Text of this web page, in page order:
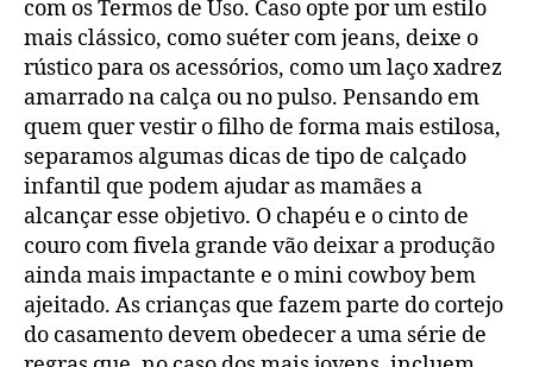
com os Termos de Uso. Caso opte por um estilo
mais clássico, como suéter com jeans, deixe o
rústico para os acessórios, como um laço xadrez
amarrado na calça ou no pulso. Pensando em
quem quer vestir o filho de forma mais estilosa,
separamos algumas dicas de tipo de calçado
infantil que podem ajudar as mamães a
alcançar esse objetivo. O chapéu e o cinto de
couro com fivela grande vão deixar a produção
ainda mais impactante e o mini cowboy bem
ajeitado. As crianças que fazem parte do cortejo
do casamento devem obedecer a uma série de